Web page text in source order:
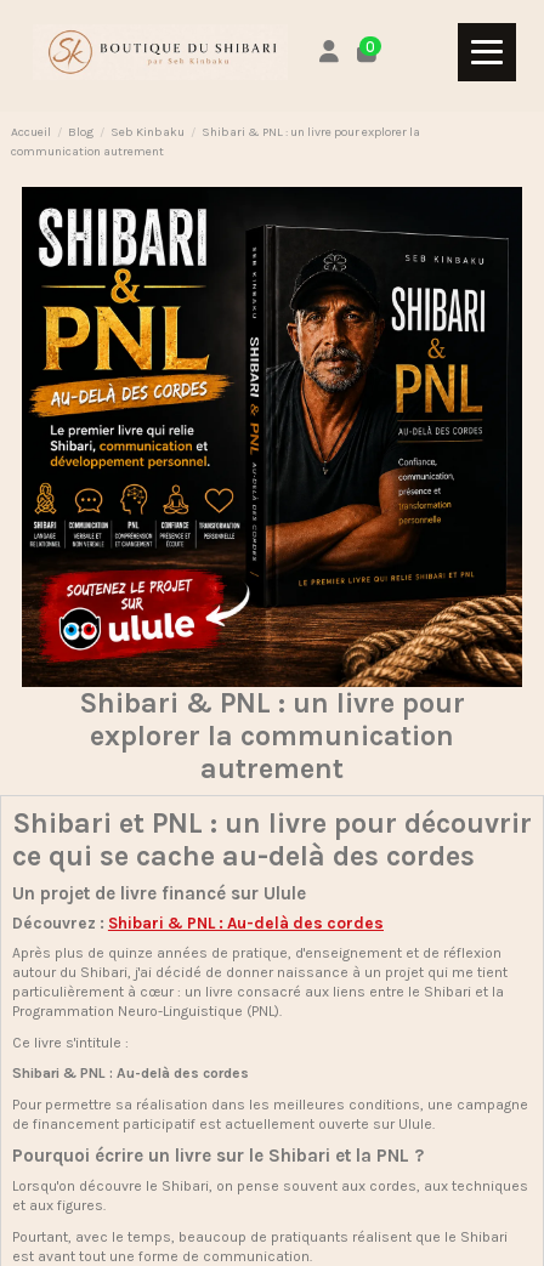
0
Accueil Blog Seb Kinbaku
Shibari & PNL : un livre pour explorer la
communication autrement
Shibari & PNL : un livre pour
explorer la communication
autrement
Shibari et PNL : un livre pour découvrir
ce qui se cache au-delà des cordes
Un projet de livre financé sur Ulule
Découvrez : Shibari & PNL : Au-delà des cordes
Après plus de quinze années de pratique, d'enseignement et de réflexion
autour du Shibari, j'ai décidé de donner naissance à un projet qui me tient
particulièrement à cœur : un livre consacré aux liens entre le Shibari et la
Programmation Neuro-Linguistique (PNL).
Ce livre s'intitule :
Shibari & PNL : Au-delà des cordes
Pour permettre sa réalisation dans les meilleures conditions, une campagne
de financement participatif est actuellement ouverte sur Ulule.
Pourquoi écrire un livre sur le Shibari et la PNL ?
Lorsqu'on découvre le Shibari, on pense souvent aux cordes, aux techniques
et aux figures.
Pourtant, avec le temps, beaucoup de pratiquants réalisent que le Shibari
est avant tout une forme de communication.